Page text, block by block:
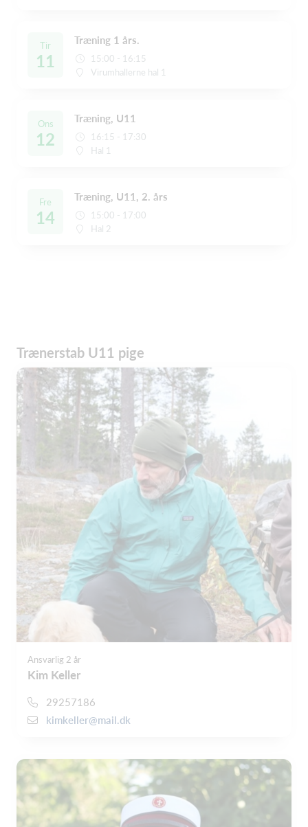
Tir
11
Træning 1 års.
15:00 - 16:15
Virumhallerne hal 1
Ons
12
Træning, U11
16:15 - 17:30
Hal 1
Fre
14
Træning, U11, 2. års
15:00 - 17:00
Hal 2
Trænerstab U11 pige
Ansvarlig 2 år
Kim Keller
29257186
kimkeller@mail.dk